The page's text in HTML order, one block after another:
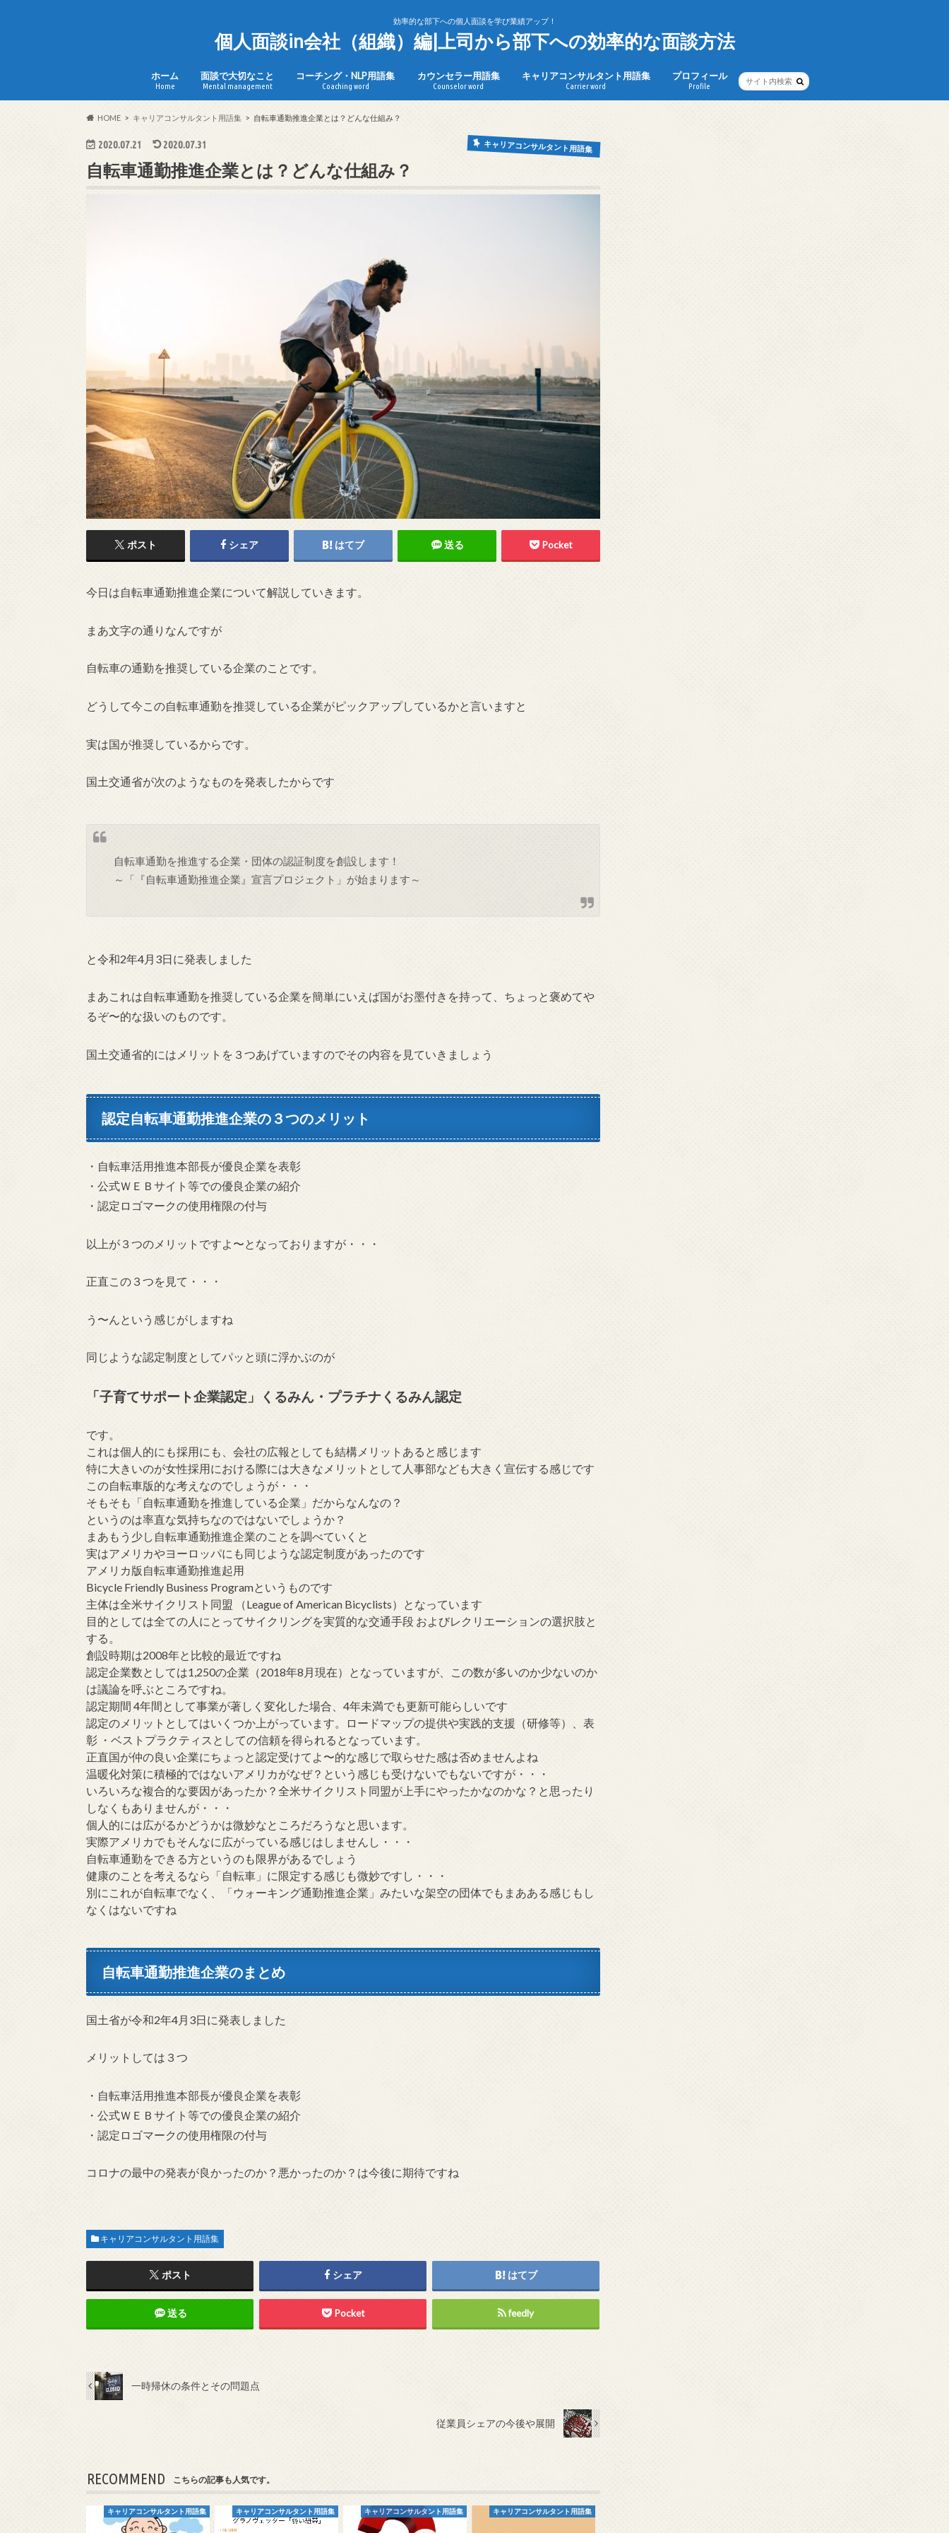
効率的な部下への個人面談を学び業績アップ！
個人面談in会社（組織）編|上司から部下への効率的な面談方法
ホーム
Home
面談で大切なこと
Mental management
コーチング・NLP用語集
Coaching word
カウンセラー用語集
Counselor word
キャリアコンサルタント用語集
Carrier word
プロフィール
Profile
HOME キャリアコンサルタント用語集 自転車通勤推進企業とは？どんな仕組み？
2020.07.21 2020.07.31 キャリアコンサルタント用語集
自転車通勤推進企業とは？どんな仕組み？
ポスト シェア はてブ 送る Pocket
今日は自転車通勤推進企業について解説していきます。
まあ文字の通りなんですが
自転車の通勤を推奨している企業のことです。
どうして今この自転車通勤を推奨している企業がピックアップしているかと言いますと
実は国が推奨しているからです。
国土交通省が次のようなものを発表したからです
自転車通勤を推進する企業・団体の認証制度を創設します！
～「『自転車通勤推進企業』宣言プロジェクト」が始まります～
と令和2年4月3日に発表しました
まあこれは自転車通勤を推奨している企業を簡単にいえば国がお墨付きを持って、ちょっと褒めてや
るぞ〜的な扱いのものです。
国土交通省的にはメリットを３つあげていますのでその内容を見ていきましょう
認定自転車通勤推進企業の３つのメリット
・自転車活用推進本部長が優良企業を表彰
・公式ＷＥＢサイト等での優良企業の紹介
・認定ロゴマークの使用権限の付与
以上が３つのメリットですよ〜となっておりますが・・・
正直この３つを見て・・・
う〜んという感じがしますね
同じような認定制度としてパッと頭に浮かぶのが
「子育てサポート企業認定」くるみん・プラチナくるみん認定
です。
これは個人的にも採用にも、会社の広報としても結構メリットあると感じます
特に大きいのが女性採用における際には大きなメリットとして人事部なども大きく宣伝する感じです
この自転車版的な考えなのでしょうが・・・
そもそも「自転車通勤を推進している企業」だからなんなの？
というのは率直な気持ちなのではないでしょうか？
まあもう少し自転車通勤推進企業のことを調べていくと
実はアメリカやヨーロッパにも同じような認定制度があったのです
アメリカ版自転車通勤推進起用
Bicycle Friendly Business Programというものです
主体は全米サイクリスト同盟 （League of American Bicyclists）となっています
目的としては全ての人にとってサイクリングを実質的な交通手段 およびレクリエーションの選択肢と
する。
創設時期は2008年と比較的最近ですね
認定企業数としては1,250の企業（2018年8月現在）となっていますが、この数が多いのか少ないのか
は議論を呼ぶところですね。
認定期間 4年間として事業が著しく変化した場合、4年未満でも更新可能らしいです
認定のメリットとしてはいくつか上がっています。ロードマップの提供や実践的支援（研修等）、表
彰 ・ベストプラクティスとしての信頼を得られるとなっています。
正直国が仲の良い企業にちょっと認定受けてよ〜的な感じで取らせた感は否めませんよね
温暖化対策に積極的ではないアメリカがなぜ？という感じも受けないでもないですが・・・
いろいろな複合的な要因があったか？全米サイクリスト同盟が上手にやったかなのかな？と思ったり
しなくもありませんが・・・
個人的には広がるかどうかは微妙なところだろうなと思います。
実際アメリカでもそんなに広がっている感じはしませんし・・・
自転車通勤をできる方というのも限界があるでしょう
健康のことを考えるなら「自転車」に限定する感じも微妙ですし・・・
別にこれが自転車でなく、「ウォーキング通勤推進企業」みたいな架空の団体でもまあある感じもし
なくはないですね
自転車通勤推進企業のまとめ
国土省が令和2年4月3日に発表しました
メリットしては３つ
・自転車活用推進本部長が優良企業を表彰
・公式ＷＥＢサイト等での優良企業の紹介
・認定ロゴマークの使用権限の付与
コロナの最中の発表が良かったのか？悪かったのか？は今後に期待ですね
キャリアコンサルタント用語集
ポスト シェア はてブ
送る Pocket feedly
一時帰休の条件とその問題点
従業員シェアの今後や展開
RECOMMEND こちらの記事も人気です。
キャリアコンサルタント用語集 キャリアコンサルタント用語集 キャリアコンサルタント用語集 キャリアコンサルタント用語集